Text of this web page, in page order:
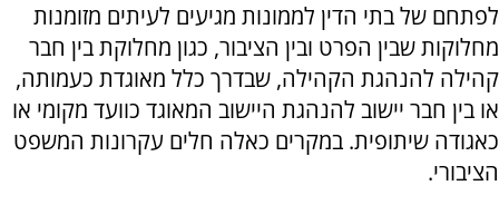
לפתחם של בתי הדין לממונות מגיעים לעיתים מזומנות
מחלוקות שבין הפרט ובין הציבור, כגון מחלוקת בין חבר
קהילה להנהגת הקהילה, שבדרך כלל מאוגדת כעמותה,
או בין חבר יישוב להנהגת היישוב המאוגד כוועד מקומי או
כאגודה שיתופית. במקרים כאלה חלים עקרונות המשפט
הציבורי.